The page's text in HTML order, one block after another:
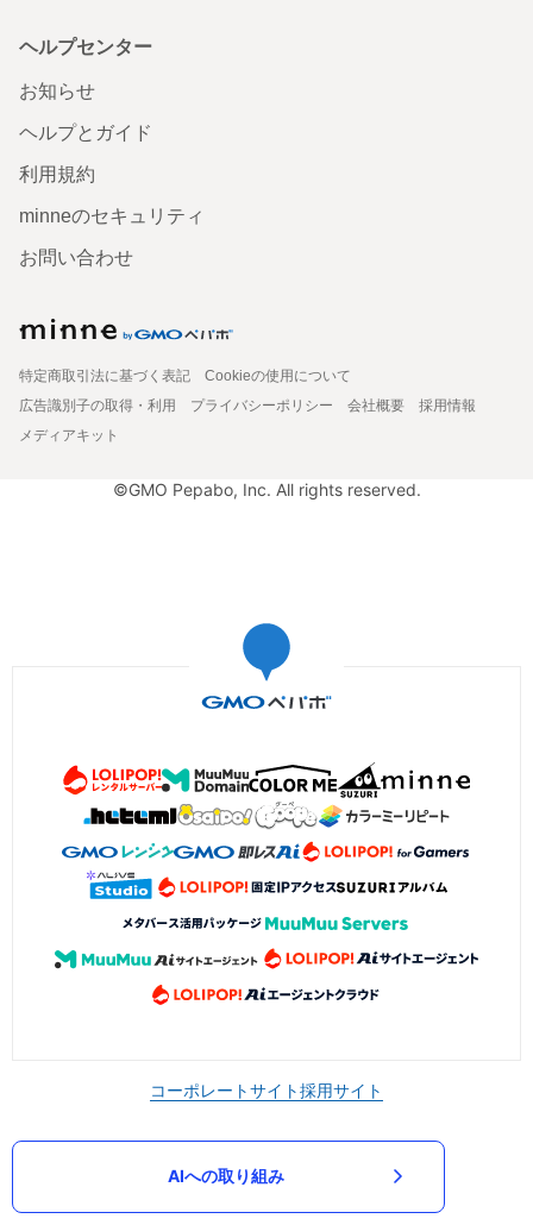
ヘルプセンター
お知らせ
ヘルプとガイド
利用規約
minneのセキュリティ
お問い合わせ
特定商取引法に基づく表記
Cookieの使用について
広告識別子の取得・利用
プライバシーポリシー 会社概要
採用情報
メディアキット
©GMO Pepabo, Inc. All rights reserved.
コーポレートサイト採用サイト
AIへの取り組み